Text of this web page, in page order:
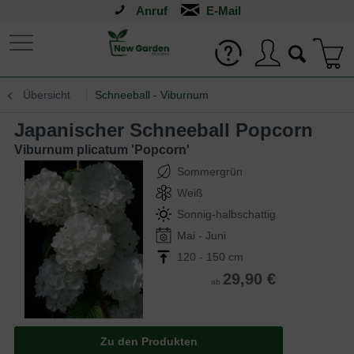
Anruf
Übersicht Schneeball - Viburnum
Japanischer Schneeball Popcorn
Viburnum plicatum 'Popcorn'
Sommergrün
Weiß
Sonnig-halbschattig
Mai - Juni
120 - 150 cm
ab 29,90 €
Zu den Produkten